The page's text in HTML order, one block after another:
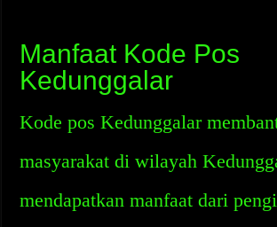
Manfaat Kode Pos
Kedunggalar
Kode pos Kedunggalar
masyarakat di wilayah
mendapatkan manfaat dari